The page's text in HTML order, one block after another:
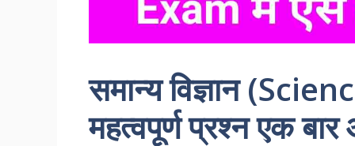
समान्य विज्ञान
महत्वपूर्ण प्रश्न एक